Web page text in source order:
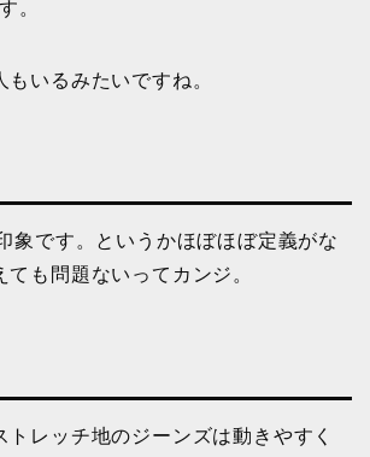
。
いるみたいですね。
象です。というかほぼほぼ定義がな
も問題ないってカンジ。
トレッチ地のジーンズは動きやすく